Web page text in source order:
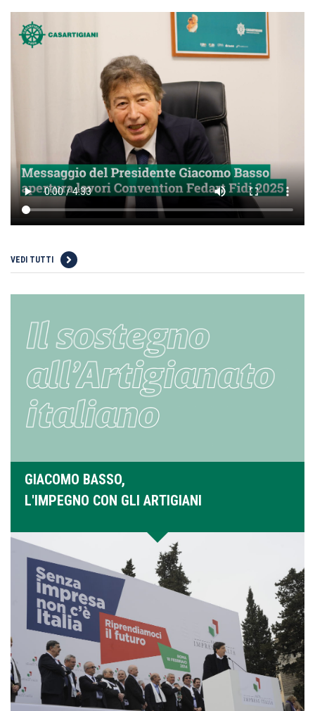
VEDI TUTTI
GIACOMO BASSO,
L'IMPEGNO CON GLI ARTIGIANI